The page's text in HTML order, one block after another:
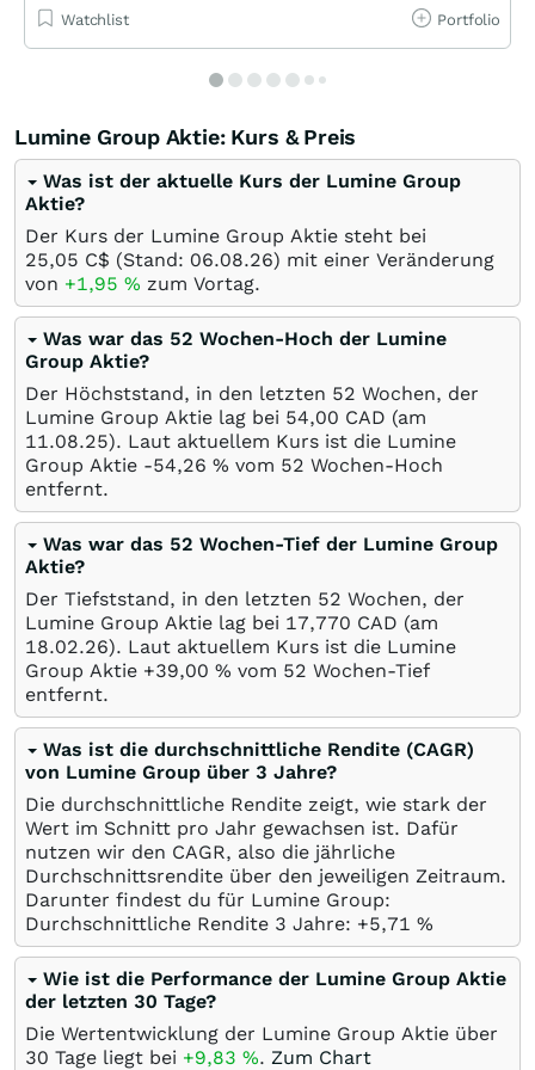
Watchlist Portfolio
Lumine Group Aktie: Kurs & Preis
Was ist der aktuelle Kurs der Lumine Group
Aktie?
Der Kurs der Lumine Group Aktie steht bei
25,05 C$ (Stand: 06.08.26) mit einer Veränderung
von +1,95 % zum Vortag.
Was war das 52 Wochen-Hoch der Lumine
Group Aktie?
Der Höchststand, in den letzten 52 Wochen, der
Lumine Group Aktie lag bei 54,00 CAD (am
11.08.25). Laut aktuellem Kurs ist die Lumine
Group Aktie -54,26 % vom 52 Wochen-Hoch
entfernt.
Was war das 52 Wochen-Tief der Lumine Group
Aktie?
Der Tiefststand, in den letzten 52 Wochen, der
Lumine Group Aktie lag bei 17,770 CAD (am
18.02.26). Laut aktuellem Kurs ist die Lumine
Group Aktie +39,00 % vom 52 Wochen-Tief
entfernt.
Was ist die durchschnittliche Rendite (CAGR)
von Lumine Group über 3 Jahre?
Die durchschnittliche Rendite zeigt, wie stark der
Wert im Schnitt pro Jahr gewachsen ist. Dafür
nutzen wir den CAGR, also die jährliche
Durchschnittsrendite über den jeweiligen Zeitraum.
Darunter findest du für Lumine Group:
Durchschnittliche Rendite 3 Jahre: +5,71 %
Wie ist die Performance der Lumine Group Aktie
der letzten 30 Tage?
Die Wertentwicklung der Lumine Group Aktie über
30 Tage liegt bei +9,83 %. Zum Chart